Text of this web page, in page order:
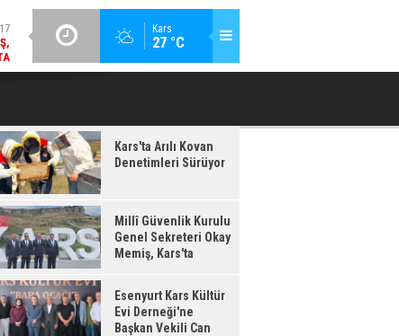
Kars
27 °C
ESENYURT KARS KÜLTÜR EVI DERNEĞI'NE BAŞKAN VEKILI CAN
Kars'ta Arılı Kovan
Denetimleri Sürüyor
Millî Güvenlik Kurulu
Genel Sekreteri Okay
Memiş, Kars'ta
Esenyurt Kars Kültür
Evi Derneği'ne
Başkan Vekili Can